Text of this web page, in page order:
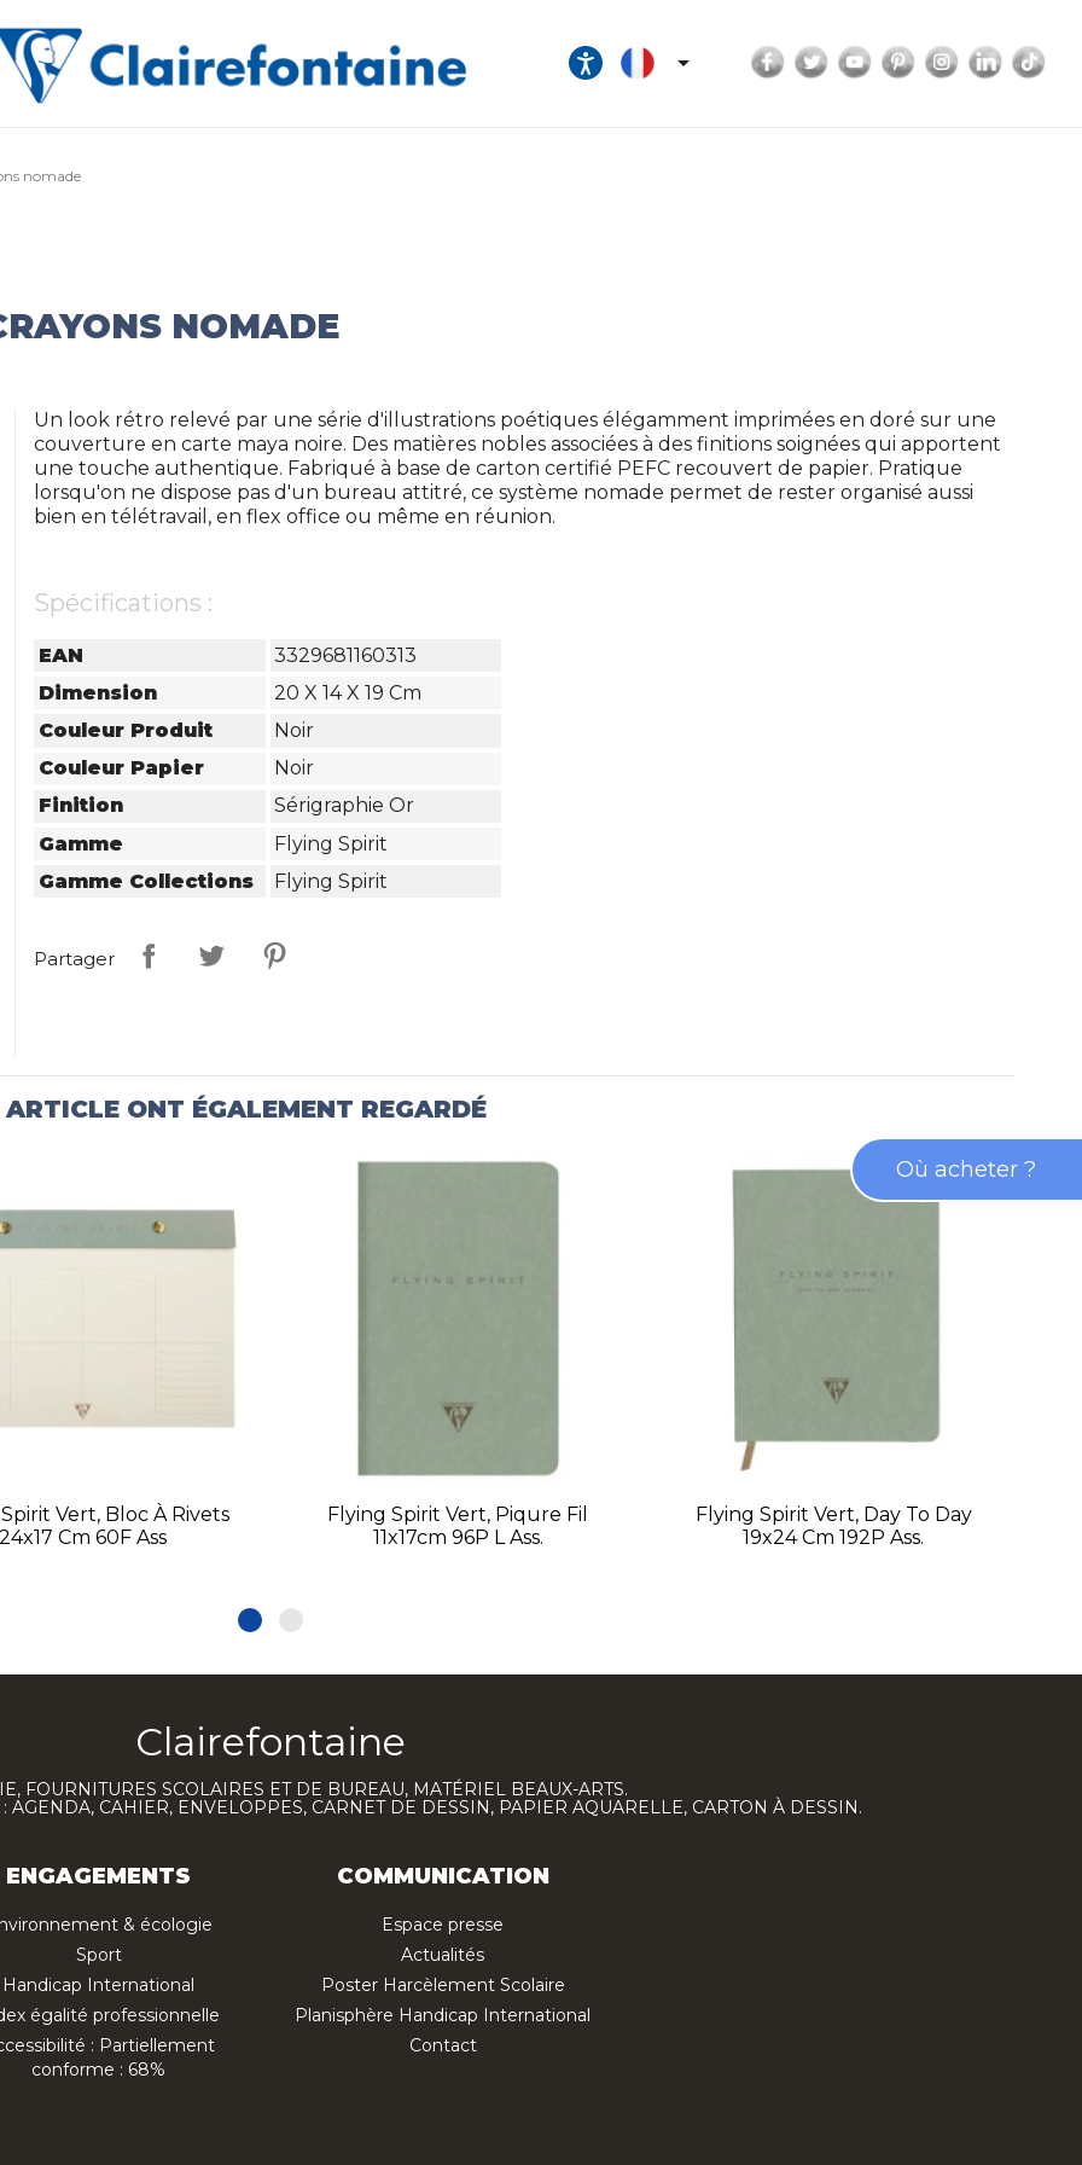
 Facebook
TwitterYouTubePinterestInstagram
nomade
NOMADE
Un look rétro relevé par une série d'illustrations poétiques élégamment imprimées en doré sur une
couverture en carte maya noire. Des matières nobles associées à des finitions soignées qui apportent
une touche authentique. Fabriqué à base de carton certifié PEFC recouvert de papier. Pratique
lorsqu'on ne dispose pas d'un bureau attitré, ce système nomade permet de rester organisé aussi
bien en télétravail, en flex office ou même en réunion.
Spécifications :
EAN
3329681160313
Dimension
20 X 14 X 19 Cm
Couleur Produit
Noir
Couleur Papier
Noir
Finition
Sérigraphie Or
Gamme
Flying Spirit
Gamme Collections
Flying Spirit
Partager
ONT ÉGALEMENT REGARDÉ
Vert, Bloc À Rivets
24x17 Cm 60F Ass
Flying Spirit Vert, Piqure Fil
11x17cm 96P L Ass.
Flying Spirit Vert, Day To Day
19x24 Cm 192P Ass.
Clairefontaine
FOURNITURES SCOLAIRES ET DE BUREAU, MATÉRIEL BEAUX-ARTS.
AGENDA, CAHIER, ENVELOPPES, CARNET DE DESSIN, PAPIER AQUARELLE, CARTON À DESSIN.
ENGAGEMENTS
& écologie
Sport
Handicap International
égalité professionnelle
: Partiellement
conforme : 68%
COMMUNICATION
Espace presse
Actualités
Poster Harcèlement Scolaire
Planisphère Handicap International
Contact
Où acheter ?